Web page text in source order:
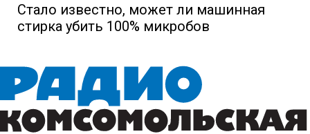
Стало известно, может ли машинная
стирка убить 100% микробов